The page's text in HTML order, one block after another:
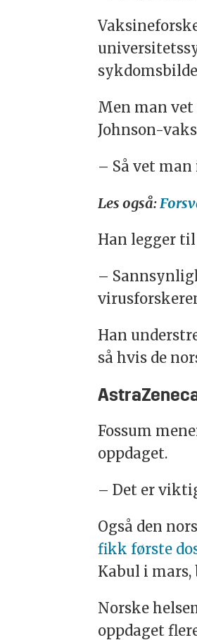
Men man
Johnson-
– Så vet
Les også:
Han legger
–
Han
så hvis de
Fossum
oppdaget.
– Det er
Også den
fikk første
Kabul i mars,
Norske
oppdaget